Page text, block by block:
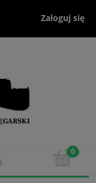
Zaloguj się